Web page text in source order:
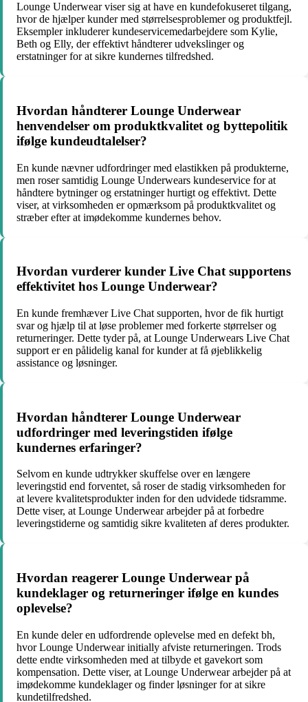
Lounge Underwear viser sig at have en kundefokuseret tilgang,
hvor de hjælper kunder med størrelsesproblemer og produktfejl.
Eksempler inkluderer kundeservicemedarbejdere som Kylie,
Beth og Elly, der effektivt håndterer udvekslinger og
erstatninger for at sikre kundernes tilfredshed.
Hvordan håndterer Lounge Underwear
henvendelser om produktkvalitet og byttepolitik
ifølge kundeudtalelser?
En kunde nævner udfordringer med elastikken på produkterne,
men roser samtidig Lounge Underwears kundeservice for at
håndtere bytninger og erstatninger hurtigt og effektivt. Dette
viser, at virksomheden er opmærksom på produktkvalitet og
stræber efter at imødekomme kundernes behov.
Hvordan vurderer kunder Live Chat supportens
effektivitet hos Lounge Underwear?
En kunde fremhæver Live Chat supporten, hvor de fik hurtigt
svar og hjælp til at løse problemer med forkerte størrelser og
returneringer. Dette tyder på, at Lounge Underwears Live Chat
support er en pålidelig kanal for kunder at få øjeblikkelig
assistance og løsninger.
Hvordan håndterer Lounge Underwear
udfordringer med leveringstiden ifølge
kundernes erfaringer?
Selvom en kunde udtrykker skuffelse over en længere
leveringstid end forventet, så roser de stadig virksomheden for
at levere kvalitetsprodukter inden for den udvidede tidsramme.
Dette viser, at Lounge Underwear arbejder på at forbedre
leveringstiderne og samtidig sikre kvaliteten af deres produkter.
Hvordan reagerer Lounge Underwear på
kundeklager og returneringer ifølge en kundes
oplevelse?
En kunde deler en udfordrende oplevelse med en defekt bh,
hvor Lounge Underwear initially afviste returneringen. Trods
dette endte virksomheden med at tilbyde et gavekort som
kompensation. Dette viser, at Lounge Underwear arbejder på at
imødekomme kundeklager og finder løsninger for at sikre
kundetilfredshed.